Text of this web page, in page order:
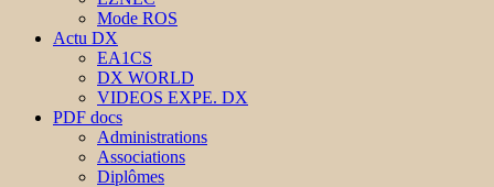
Mode ROS
Actu DX
EA1CS
DX WORLD
VIDEOS EXPE. DX
PDF docs
Administrations
Associations
Diplômes